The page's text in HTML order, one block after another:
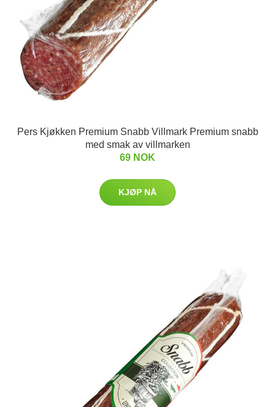
Pers Kjøkken Premium Snabb Villmark Premium snabb
med smak av villmarken
69 NOK
KJØP NÅ